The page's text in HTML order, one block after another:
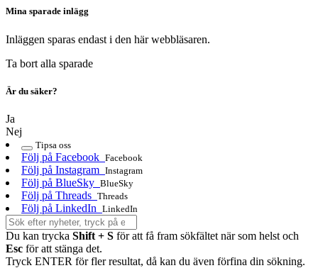
Mina sparade inlägg
Inläggen sparas endast i den här webbläsaren.
Ta bort alla sparade
Är du säker?
Ja
Nej
Tipsa oss
Följ på Facebook Facebook
Följ på Instagram Instagram
Följ på BlueSky BlueSky
Följ på Threads Threads
Följ på LinkedIn LinkedIn
Du kan trycka Shift + S för att få fram sökfältet när som helst och
Esc för att stänga det.
Tryck ENTER för fler resultat, då kan du även förfina din sökning.